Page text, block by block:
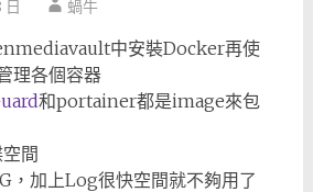
日 蝸牛
中安裝Docker再使
理各個容器
和portainer都是image來包
間
，加上Log很快空間就不夠用了